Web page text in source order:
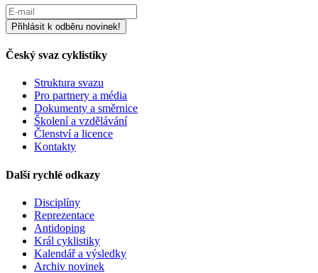
Český svaz cyklistiky
Struktura svazu
Pro partnery a média
Dokumenty a směrnice
Školení a vzdělávání
Členství a licence
Kontakty
Další rychlé odkazy
Disciplíny
Reprezentace
Antidoping
Král cyklistiky
Kalendář a výsledky
Archiv novinek